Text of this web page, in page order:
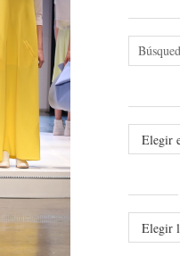
All
posts
Categories